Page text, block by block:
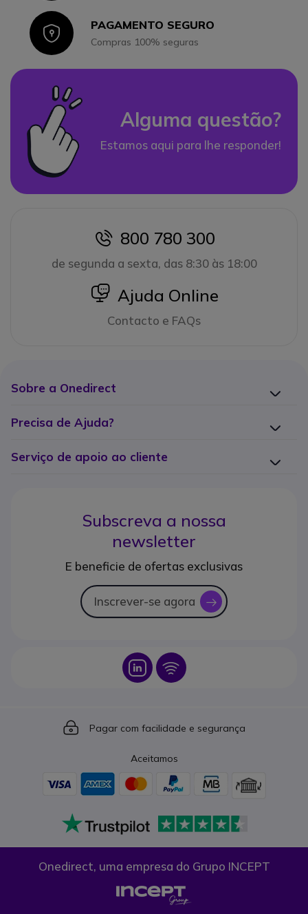
IconPAGAMENTO SEGURO
Compras 100% seguras
Alguma questão?
Estamos aqui para lhe responder!
icon
800 780 300
de segunda a sexta, das 8:30 às 18:00
icon
Ajuda Online
Contacto e FAQs
Sobre a Onedirect
Precisa de Ajuda?
Serviço de apoio ao cliente
Subscreva a nossa
newsletter
E beneficie de ofertas exclusivas
Inscrever-se agora icon
Icon Icon
Icon
Pagar com facilidade e segurança
Aceitamos
Onedirect, uma empresa do Grupo INCEPT